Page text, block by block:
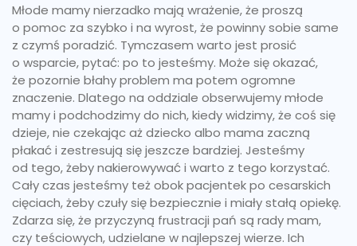
Młode mamy nierzadko mają wrażenie, że proszą
o pomoc za szybko i na wyrost, że powinny sobie same
z czymś poradzić. Tymczasem warto jest prosić
o wsparcie, pytać: po to jesteśmy. Może się okazać,
że pozornie błahy problem ma potem ogromne
znaczenie. Dlatego na oddziale obserwujemy młode
mamy i podchodzimy do nich, kiedy widzimy, że coś się
dzieje, nie czekając aż dziecko albo mama zaczną
płakać i zestresują się jeszcze bardziej. Jesteśmy
od tego, żeby nakierowywać i warto z tego korzystać.
Cały czas jesteśmy też obok pacjentek po cesarskich
cięciach, żeby czuły się bezpiecznie i miały stałą opiekę.
Zdarza się, że przyczyną frustracji pań są rady mam,
czy teściowych, udzielane w najlepszej wierze. Ich